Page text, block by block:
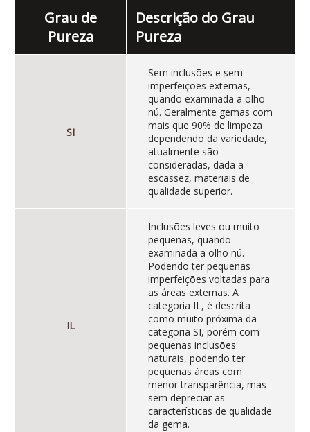
Grau de
Pureza
Descrição do Grau
Pureza
SI
Sem inclusões e sem
imperfeições externas,
quando examinada a olho
nú. Geralmente gemas com
mais que 90% de limpeza
dependendo da variedade,
atualmente são
consideradas, dada a
escassez, materiais de
qualidade superior.
IL
Inclusões leves ou muito
pequenas, quando
examinada a olho nú.
Podendo ter pequenas
imperfeições voltadas para
as áreas externas. A
categoria IL, é descrita
como muito próxima da
categoria SI, porém com
pequenas inclusões
naturais, podendo ter
pequenas áreas com
menor transparência, mas
sem depreciar as
características de qualidade
da gema.